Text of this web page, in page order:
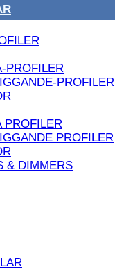
PROFILER
PROFILER
PROFILER
PROFILER
& DIMMERS